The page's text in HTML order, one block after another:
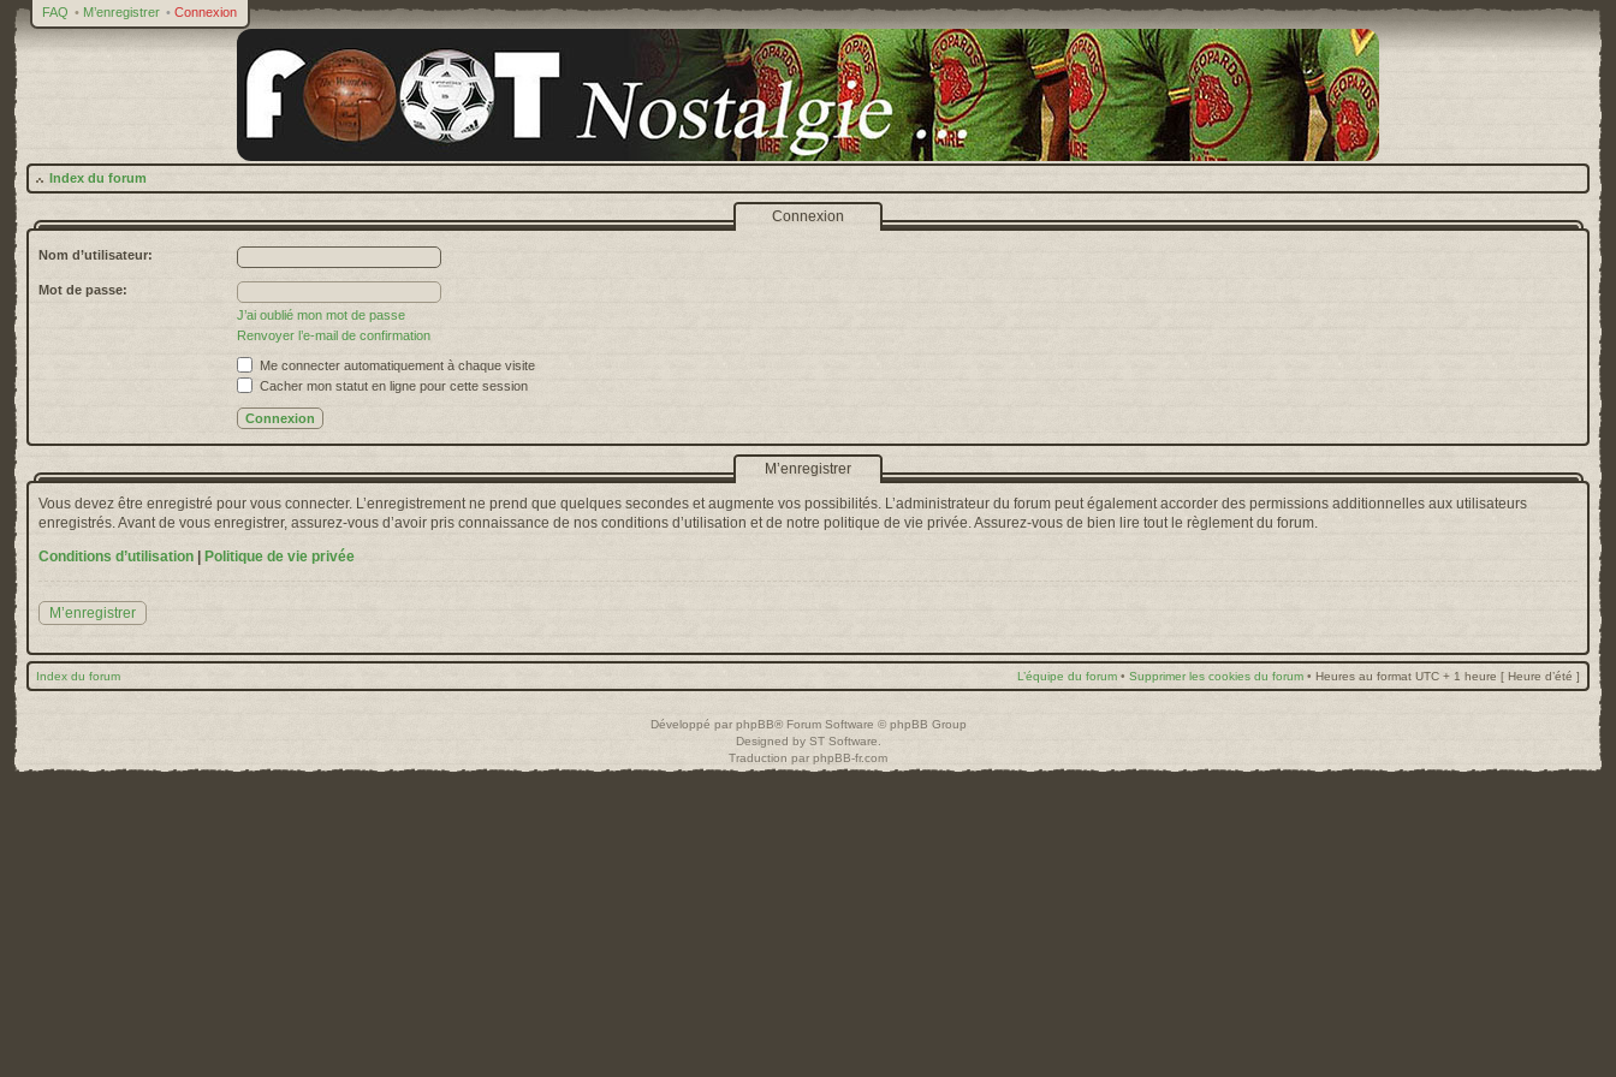
FAQ • M’enregistrer • Connexion
Index du forum
Connexion
Nom d’utilisateur:
Mot de passe:
J’ai oublié mon mot de passe
Renvoyer l’e-mail de confirmation
Me connecter automatiquement à chaque visite
Cacher mon statut en ligne pour cette session
M’enregistrer
Vous devez être enregistré pour vous connecter. L’enregistrement ne prend que quelques secondes et augmente vos possibilités. L’administrateur du forum peut également accorder des permissions additionnelles aux utilisateurs
enregistrés. Avant de vous enregistrer, assurez-vous d’avoir pris connaissance de nos conditions d’utilisation et de notre politique de vie privée. Assurez-vous de bien lire tout le règlement du forum.
Conditions d’utilisation
Politique de vie privée
M’enregistrer
Index du forum L’équipe du forum • Supprimer les cookies du forum • Heures au format UTC + 1 heure [ Heure d’été ]
Développé par phpBB® Forum Software © phpBB Group
Designed by ST Software
Traduction par phpBB-fr.com